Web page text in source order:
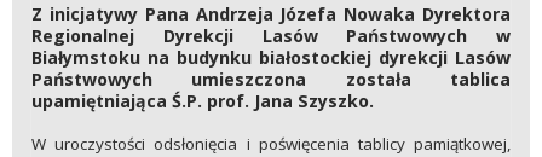
Z inicjatywy Pana Andrzeja Józefa Nowaka Dyrektora
Regionalnej Dyrekcji Lasów Państwowych w
Białymstoku na budynku białostockiej dyrekcji Lasów
Państwowych umieszczona została tablica
upamiętniająca Ś.P. prof. Jana Szyszko.
W uroczystości odsłonięcia i poświęcenia tablicy pamiątkowej,